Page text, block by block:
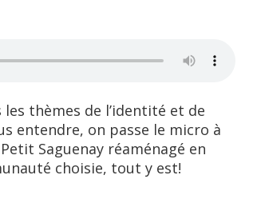
thèmes de l’identité et de
entendre, on passe le micro à
Saguenay réaménagé en
choisie, tout y est!